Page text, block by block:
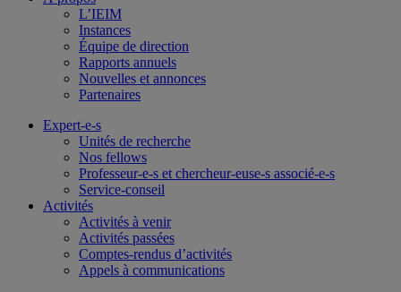
L’IEIM
Instances
Équipe de direction
Rapports annuels
Nouvelles et annonces
Partenaires
Expert-e-s
Unités de recherche
Nos fellows
Professeur-e-s et chercheur-euse-s associé-e-s
Service-conseil
Activités
Activités à venir
Activités passées
Comptes-rendus d’activités
Appels à communications